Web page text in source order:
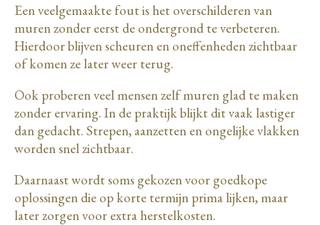
Een veelgemaakte fout is het overschilderen van
muren zonder eerst de ondergrond te verbeteren.
Hierdoor blijven scheuren en oneffenheden zichtbaar
of komen ze later weer terug.
Ook proberen veel mensen zelf muren glad te maken
zonder ervaring. In de praktijk blijkt dit vaak lastiger
dan gedacht. Strepen, aanzetten en ongelijke vlakken
worden snel zichtbaar.
Daarnaast wordt soms gekozen voor goedkope
oplossingen die op korte termijn prima lijken, maar
later zorgen voor extra herstelkosten.